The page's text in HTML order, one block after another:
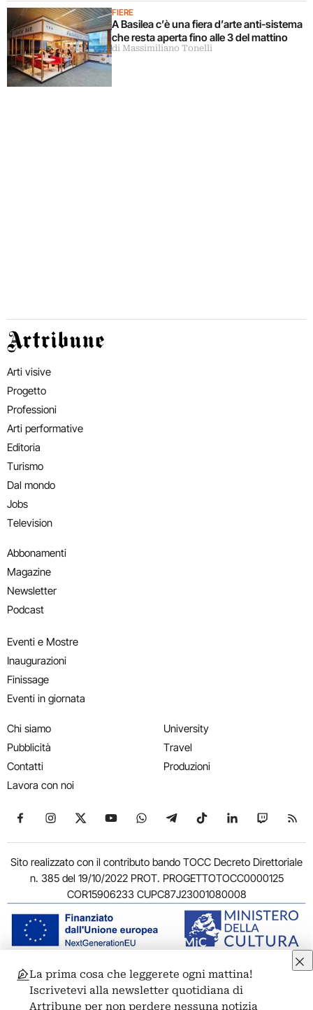
FIERE
A Basilea c’è una fiera d’arte anti-sistema
che resta aperta fino alle 3 del mattino
di Massimiliano Tonelli
Artribune
Arti visive
Progetto
Professioni
Arti performative
Editoria
Turismo
Dal mondo
Jobs
Television
Abbonamenti
Magazine
Newsletter
Podcast
Eventi e Mostre
Inaugurazioni
Finissage
Eventi in giornata
Chi siamo
Pubblicità
Contatti
Lavora con noi
University
Travel
Produzioni
Seguici su Facebook
Seguici su Instagram
Seguici su X
Seguici su YouTube
Seguici su WhatsApp
Seguici su Telegram
Seguici su TikTok
Seguici su
Seguici
Sito realizzato con il contributo bando TOCC Decreto Direttoriale
n. 385 del 19/10/2022 PROT. PROGETTOTOCC0000125
COR15906233 CUPC87J23001080008
© 2011-2026 ARTRIBUNE srl – Corso Vittorio Emanuele II, 287 –
00186 Roma - P.I. 11381581005
La prima cosa che leggerete ogni mattina!
Iscrivetevi alla newsletter quotidiana di
Artribune per non perdere nessuna notizia